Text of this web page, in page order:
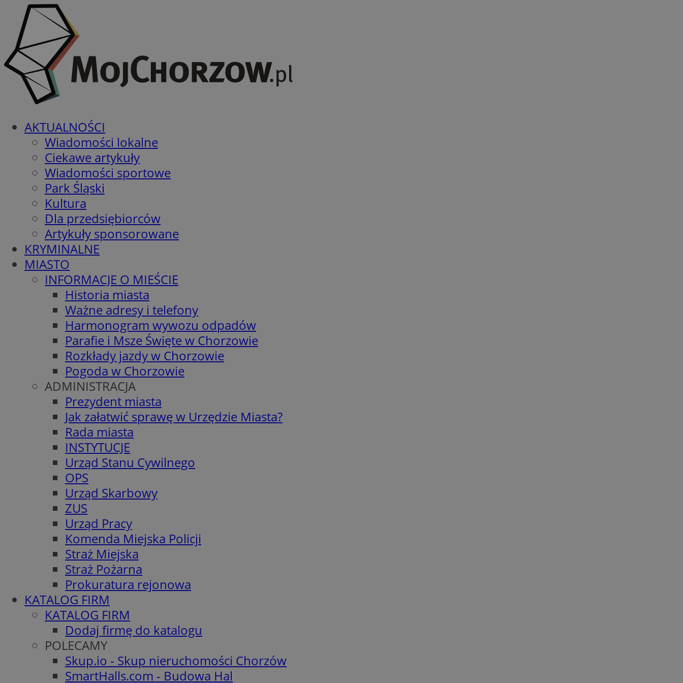
AKTUALNOŚCI
Wiadomości lokalne
Ciekawe artykuły
Wiadomości sportowe
Park Śląski
Kultura
Dla przedsiębiorców
Artykuły sponsorowane
KRYMINALNE
MIASTO
INFORMACJE O MIEŚCIE
Historia miasta
Ważne adresy i telefony
Harmonogram wywozu odpadów
Parafie i Msze Święte w Chorzowie
Rozkłady jazdy w Chorzowie
Pogoda w Chorzowie
ADMINISTRACJA
Prezydent miasta
Jak załatwić sprawę w Urzędzie Miasta?
Rada miasta
INSTYTUCJE
Urząd Stanu Cywilnego
OPS
Urząd Skarbowy
ZUS
Urząd Pracy
Komenda Miejska Policji
Straż Miejska
Straż Pożarna
Prokuratura rejonowa
KATALOG FIRM
KATALOG FIRM
Dodaj firmę do katalogu
POLECAMY
Skup.io - Skup nieruchomości Chorzów
SmartHalls.com - Budowa Hal